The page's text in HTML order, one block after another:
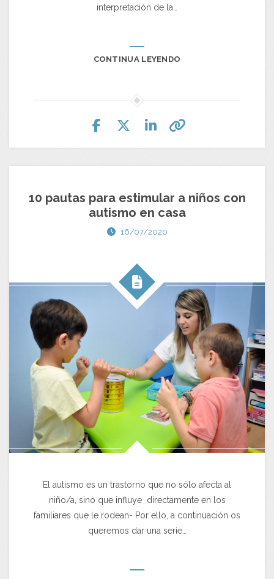
interpretación de la…
CONTINUA LEYENDO
10 pautas para estimular a niños con
autismo en casa
16/07/2020
El autismo es un trastorno que no sólo afecta al
niño/a, sino que influye directamente en los
familiares que le rodean- Por ello, a continuación os
queremos dar una serie…